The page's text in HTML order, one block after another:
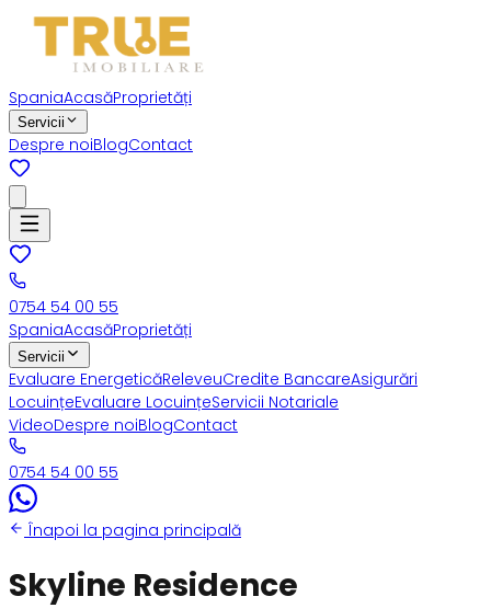
SpaniaAcasăProprietăți
Servicii
Despre noiBlogContact
0754 54 00 55
SpaniaAcasăProprietăți
Servicii
Evaluare EnergeticăReleveuCredite BancareAsigurări
LocuințeEvaluare LocuințeServicii Notariale
VideoDespre noiBlogContact
0754 54 00 55
Înapoi la pagina principală
Skyline Residence